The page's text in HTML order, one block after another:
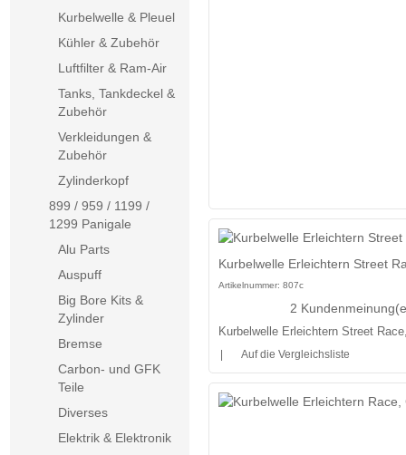
Kurbelwelle Erleichtern Street
Artikelnummer: 807c
2
Kurbelwelle Erleichtern Street
Auf die Vergleichsliste
Kurbelwelle & Pleuel
Kühler & Zubehör
Luftfilter & Ram-Air
Tanks, Tankdeckel &
Zubehör
Verkleidungen &
Zubehör
Zylinderkopf
899 / 959 / 1199 /
1299 Panigale
Alu Parts
Auspuff
Big Bore Kits &
Zylinder
Bremse
Carbon- und GFK
Teile
Diverses
Elektrik & Elektronik